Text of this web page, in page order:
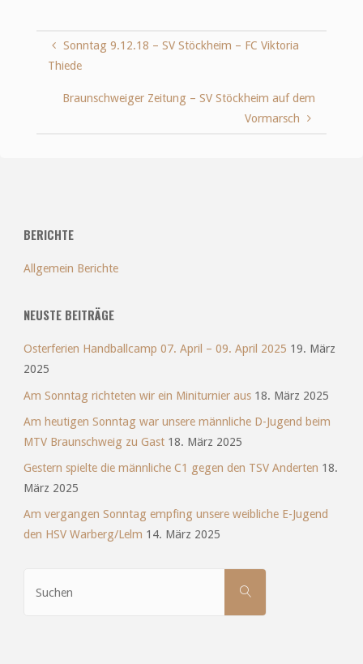
Sonntag 9.12.18 – SV Stöckheim – FC Viktoria
Thiede
Braunschweiger Zeitung – SV Stöckheim auf dem
Vormarsch
BERICHTE
Allgemein Berichte
NEUSTE BEITRÄGE
Osterferien Handballcamp 07. April – 09. April 2025 19. März
2025
Am Sonntag richteten wir ein Miniturnier aus 18. März 2025
Am heutigen Sonntag war unsere männliche D-Jugend beim
MTV Braunschweig zu Gast 18. März 2025
Gestern spielte die männliche C1 gegen den TSV Anderten 18.
März 2025
Am vergangen Sonntag empfing unsere weibliche E-Jugend
den HSV Warberg/Lelm 14. März 2025
SUCHEN